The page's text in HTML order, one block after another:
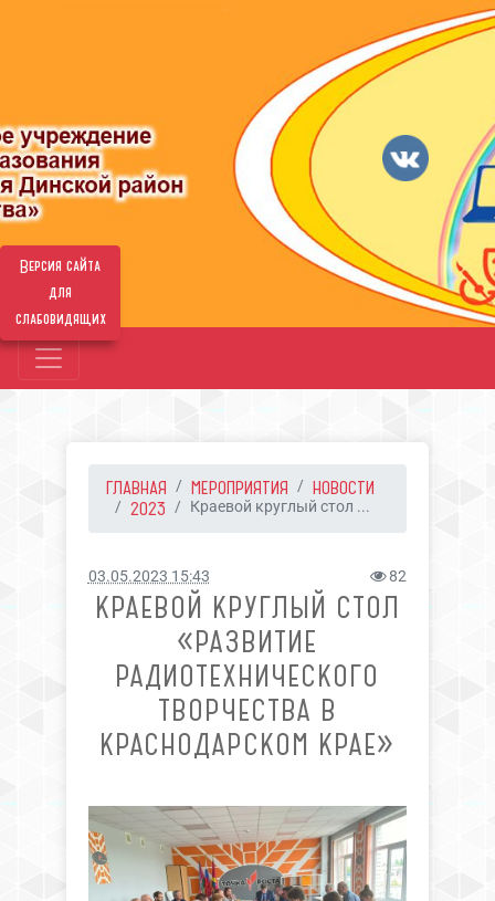
Версия сайта
для
слабовидящих
ГЛАВНАЯ МЕРОПРИЯТИЯ
НОВОСТИ
2023
Краевой круглый стол ...
03.05.2023 15:43 82
КРАЕВОЙ КРУГЛЫЙ СТОЛ
«РАЗВИТИЕ
РАДИОТЕХНИЧЕСКОГО
ТВОРЧЕСТВА В
КРАСНОДАРСКОМ КРАЕ»